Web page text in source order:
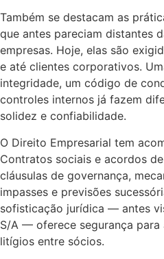
Também se destacam as
que antes pareciam distantes
empresas. Hoje, elas são
e até clientes corporativos.
integridade, um código de
controles internos já fazem
solidez e confiabilidade.
O Direito Empresarial tem
Contratos sociais e acordos
cláusulas de governança,
impasses e previsões
sofisticação jurídica — antes
S/A — oferece segurança
litígios entre sócios.